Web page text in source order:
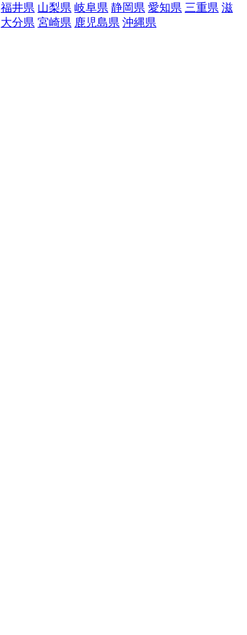
福井県 山梨県 岐阜県 静岡県 愛知県 三重県 滋
大分県 宮崎県 鹿児島県 沖縄県